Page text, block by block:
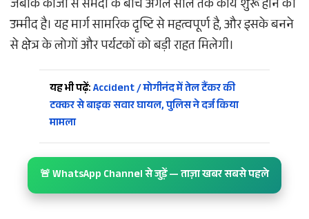
जबकि काजा से समदो के बीच अगले साल तक कार्य शुरू होने की
उम्मीद है। यह मार्ग सामरिक दृष्टि से महत्वपूर्ण है, और इसके बनने
से क्षेत्र के लोगों और पर्यटकों को बड़ी राहत मिलेगी।
यह भी पढ़ें:Accident / मोगीनंद में तेल टैंकर की
टक्कर से बाइक सवार घायल, पुलिस ने दर्ज किया
मामला
🚨 WhatsApp Channel से जुड़ें — ताज़ा खबर सबसे पहले